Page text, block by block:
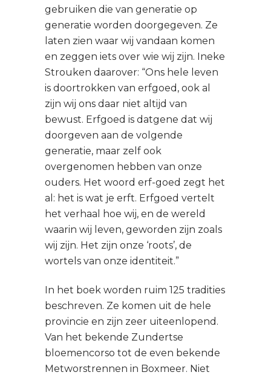
gebruiken die van generatie op
generatie worden doorgegeven. Ze
laten zien waar wij vandaan komen
en zeggen iets over wie wij zijn. Ineke
Strouken daarover: “Ons hele leven
is doortrokken van erfgoed, ook al
zijn wij ons daar niet altijd van
bewust. Erfgoed is datgene dat wij
doorgeven aan de volgende
generatie, maar zelf ook
overgenomen hebben van onze
ouders. Het woord erf-goed zegt het
al: het is wat je erft. Erfgoed vertelt
het verhaal hoe wij, en de wereld
waarin wij leven, geworden zijn zoals
wij zijn. Het zijn onze ‘roots’, de
wortels van onze identiteit.”
In het boek worden ruim 125 tradities
beschreven. Ze komen uit de hele
provincie en zijn zeer uiteenlopend.
Van het bekende Zundertse
bloemencorso tot de even bekende
Metworstrennen in Boxmeer. Niet